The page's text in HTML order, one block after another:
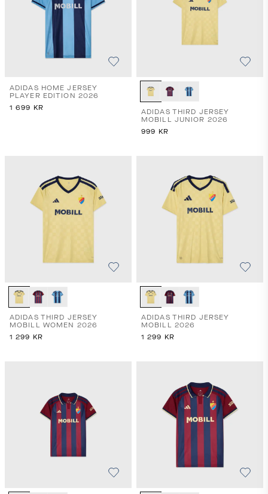
ADIDAS HOME JERSEY
PLAYER EDITION 2026
1 699 KR
ADIDAS THIRD JERSEY
MOBILL JUNIOR 2026
999 KR
ADIDAS THIRD JERSEY
MOBILL WOMEN 2026
1 299 KR
ADIDAS THIRD JERSEY
MOBILL 2026
1 299 KR